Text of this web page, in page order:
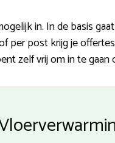
in. In de basis
per post krijg je
zelf vrij om in te gaan